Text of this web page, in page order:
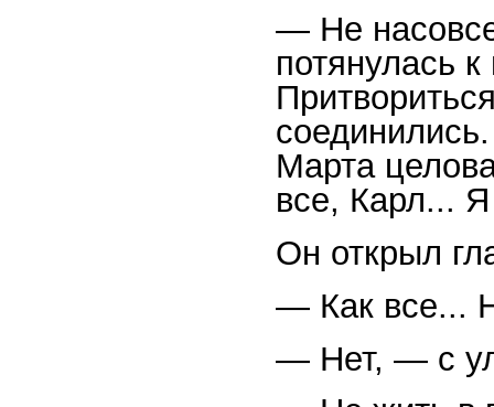
— Не
потянулась
Марта
все, Карл...
Он открыл
— Как все...
— Нет, — с